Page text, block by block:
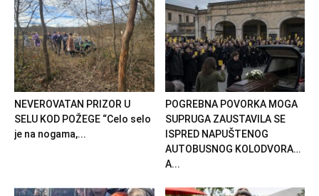
NEVEROVATAN PRIZOR U
SELU KOD POŽEGE “Celo selo
je na nogama,...
POGREBNA POVORKA MOGA
SUPRUGA ZAUSTAVILA SE
ISPRED NAPUŠTENOG
AUTOBUSNOG KOLODVORA…
A...